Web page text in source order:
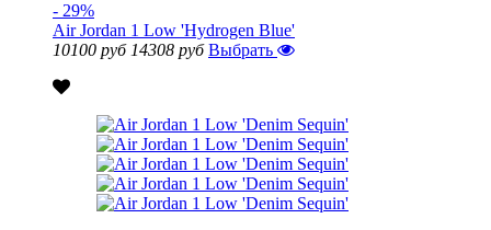
- 29%
Air Jordan 1 Low 'Hydrogen Blue'
10100 руб 14308 руб Выбрать